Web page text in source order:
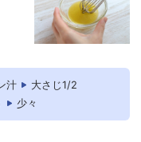
汁
大さじ1/2
少々